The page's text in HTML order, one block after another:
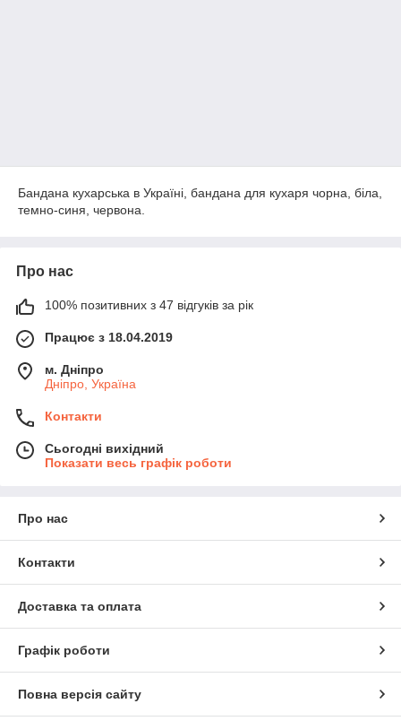
Бандана кухарська в Україні, бандана для кухаря чорна, біла,
темно-синя, червона.
Про нас
100% позитивних з 47 відгуків за рік
Працює з 18.04.2019
м. Дніпро
Дніпро, Україна
Контакти
Сьогодні вихідний
Показати весь графік роботи
Про нас
Контакти
Доставка та оплата
Графік роботи
Повна версія сайту